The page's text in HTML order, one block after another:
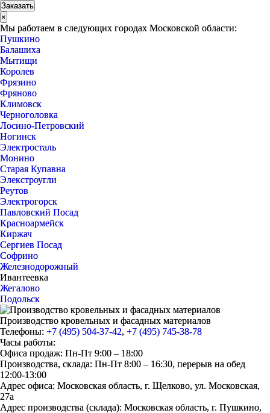
×
Мы работаем в следующих городах Московской области:
Пушкино
Балашиха
Мытищи
Королев
Фрязино
Фряново
Климовск
Черноголовка
Лосино-Петровский
Ногинск
Электросталь
Монино
Старая Купавна
Элекстроугли
Реутов
Электрогорск
Павловский Посад
Красноармейск
Киржач
Сергиев Посад
Софрино
Железнодорожный
Ивантеевка
Жегалово
Подольск
Производство кровельных и фасадных материалов
Телефоны: +7 (495) 504-37-42, +7 (495) 745-38-78
Часы работы:
Офиса продаж: Пн-Пт 9:00 – 18:00
Производства, склада: Пн-Пт 8:00 – 16:30, перерыв на обед
12:00-13:00
Адрес офиса: Московская область, г. Щелково, ул. Московская,
27а
Адрес производства (склада): Московская область, г. Пушкино,